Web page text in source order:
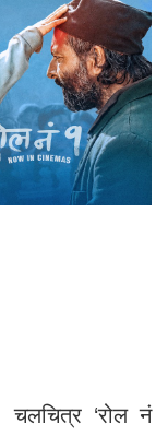
चलचित्र ‘रोल नं